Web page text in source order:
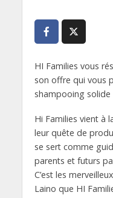
HI Families vous
son offre qui vous
shampooing solide
Hi Families vient à
leur quête de
se sert comme
parents et futurs
C’est les
Laino que HI